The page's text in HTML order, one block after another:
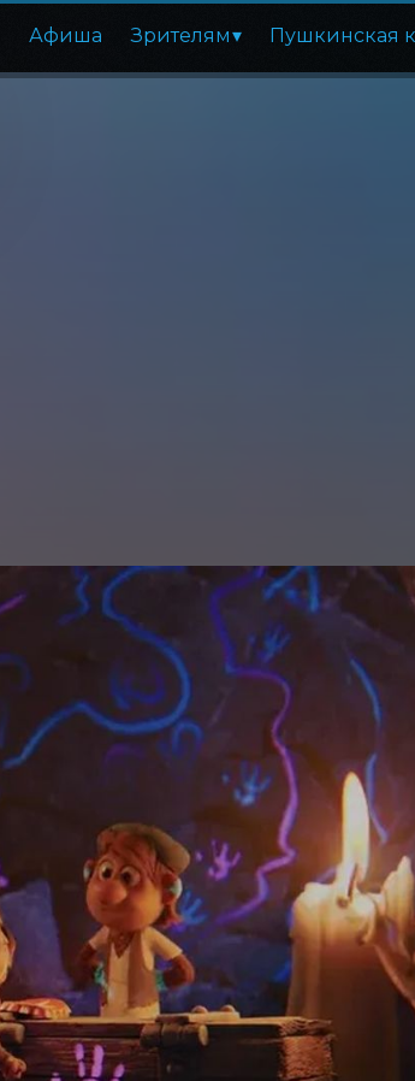
Афиша Зрителям Пушкинская